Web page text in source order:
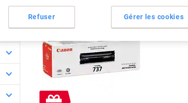
Cadeau
Gérer les cookies
Refuser